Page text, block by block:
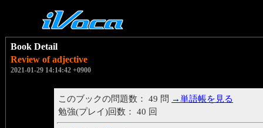
Book Detail
Review of adjective
2021-01-29 14:14:42 +0900
このブックの問題数： 49 問 →単語帳を見る
勉強(プレイ)回数： 40 回